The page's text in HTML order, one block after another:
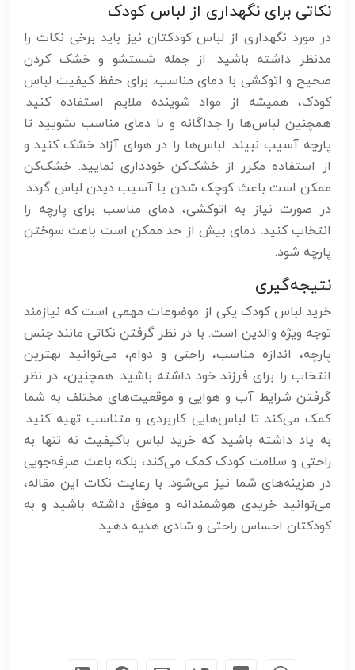
نکاتی برای نگهداری از لباس کودک
در مورد نگهداری از لباس کودکتان نیز باید برخی نکات را
مدنظر داشته باشید. از جمله شستشو و خشک کردن
صحیح و اتوکشی با دمای مناسب. برای حفظ کیفیت لباس
کودک، همیشه از مواد شوینده ملایم استفاده کنید.
همچنین لباس‌ها را جداگانه و با دمای مناسب بشویید تا
پارچه آسیب نبیند. لباس‌ها را در هوای آزاد خشک کنید و
از استفاده مکرر از خشک‌کن خودداری نمایید. خشک‌کن
ممکن است باعث کوچک شدن یا آسیب دیدن لباس گردد.
در صورت نیاز به اتوکشی، دمای مناسب برای پارچه را
انتخاب کنید. دمای بیش از حد ممکن است باعث سوختن
پارچه شود.
نتیجه‌گیری
خرید لباس کودک یکی از موضوعات مهمی است که نیازمند
توجه ویژه والدین است. با در نظر گرفتن نکاتی مانند جنس
پارچه، اندازه مناسب، راحتی و دوام، می‌توانید بهترین
انتخاب را برای فرزند خود داشته باشید. همچنین، در نظر
گرفتن شرایط آب و هوایی و موقعیت‌های مختلف به شما
کمک می‌کند تا لباس‌هایی کاربردی و متناسب تهیه کنید.
به یاد داشته باشید که خرید لباس باکیفیت نه تنها به
راحتی و سلامت کودک کمک می‌کند، بلکه باعث صرفه‌جویی
در هزینه‌های شما نیز می‌شود. با رعایت نکات این مقاله،
می‌توانید خریدی هوشمندانه و موفق داشته باشید و به
کودکتان احساس راحتی و شادی هدیه دهید.